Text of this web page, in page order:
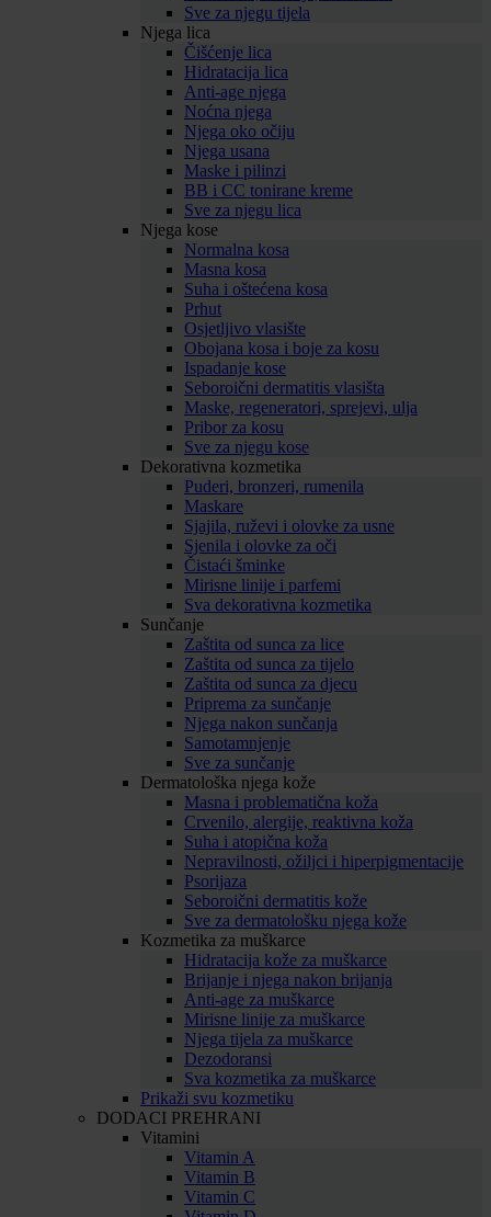
Sve za njegu tijela
Njega lica
Čišćenje lica
Hidratacija lica
Anti-age njega
Noćna njega
Njega oko očiju
Njega usana
Maske i pilinzi
BB i CC tonirane kreme
Sve za njegu lica
Njega kose
Normalna kosa
Masna kosa
Suha i oštećena kosa
Prhut
Osjetljivo vlasište
Obojana kosa i boje za kosu
Ispadanje kose
Seboroični dermatitis vlasišta
Maske, regeneratori, sprejevi, ulja
Pribor za kosu
Sve za njegu kose
Dekorativna kozmetika
Puderi, bronzeri, rumenila
Maskare
Sjajila, ruževi i olovke za usne
Sjenila i olovke za oči
Čistaći šminke
Mirisne linije i parfemi
Sva dekorativna kozmetika
Sunčanje
Zaštita od sunca za lice
Zaštita od sunca za tijelo
Zaštita od sunca za djecu
Priprema za sunčanje
Njega nakon sunčanja
Samotamnjenje
Sve za sunčanje
Dermatološka njega kože
Masna i problematična koža
Crvenilo, alergije, reaktivna koža
Suha i atopična koža
Nepravilnosti, ožiljci i hiperpigmentacije
Psorijaza
Seboroični dermatitis kože
Sve za dermatološku njega kože
Kozmetika za muškarce
Hidratacija kože za muškarce
Brijanje i njega nakon brijanja
Anti-age za muškarce
Mirisne linije za muškarce
Njega tijela za muškarce
Dezodoransi
Sva kozmetika za muškarce
Prikaži svu kozmetiku
DODACI PREHRANI
Vitamini
Vitamin A
Vitamin B
Vitamin C